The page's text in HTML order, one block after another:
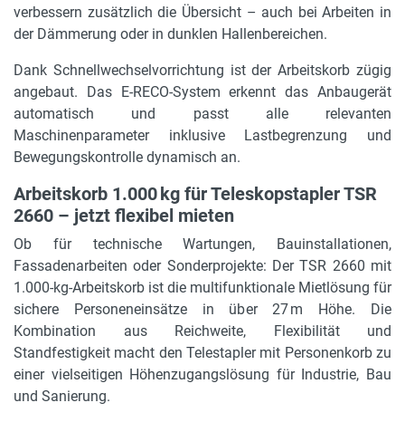
verbessern zusätzlich die Übersicht – auch bei Arbeiten in
der Dämmerung oder in dunklen Hallenbereichen.
Dank Schnellwechselvorrichtung ist der Arbeitskorb zügig
angebaut. Das E-RECO-System erkennt das Anbaugerät
automatisch und passt alle relevanten
Maschinenparameter inklusive Lastbegrenzung und
Bewegungskontrolle dynamisch an.
Arbeitskorb 1.000 kg für Teleskopstapler TSR
2660 – jetzt flexibel mieten
Ob für technische Wartungen, Bauinstallationen,
Fassadenarbeiten oder Sonderprojekte: Der TSR 2660 mit
1.000-kg-Arbeitskorb ist die multifunktionale Mietlösung für
sichere Personeneinsätze in über 27 m Höhe. Die
Kombination aus Reichweite, Flexibilität und
Standfestigkeit macht den Telestapler mit Personenkorb zu
einer vielseitigen Höhenzugangslösung für Industrie, Bau
und Sanierung.